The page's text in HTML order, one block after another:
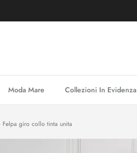
Moda Mare Collezioni In Evidenza
Felpa giro collo tinta unita